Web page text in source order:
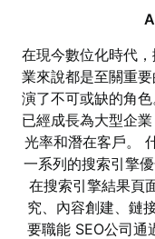
在現今數位化時代
業來說都是至關重
演了不可或缺的角
已經成長為大型企
光率和潛在客戶。
一系列的搜索引擎
在搜索引擎結果頁
究、內容創建、鏈
要職能 SEO公司通